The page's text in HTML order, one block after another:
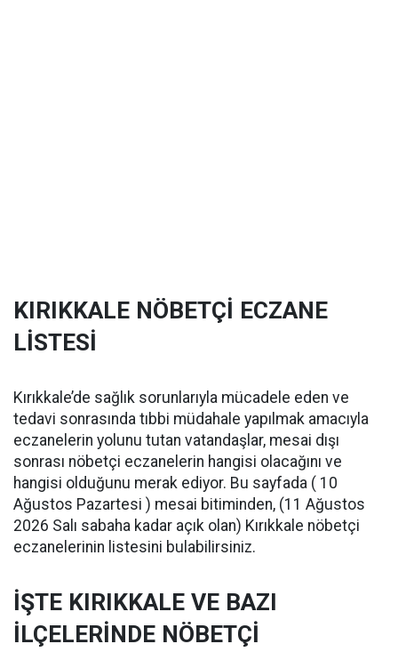
KIRIKKALE NÖBETÇİ ECZANE
LİSTESİ
Kırıkkale’de sağlık sorunlarıyla mücadele eden ve
tedavi sonrasında tıbbi müdahale yapılmak amacıyla
eczanelerin yolunu tutan vatandaşlar, mesai dışı
sonrası nöbetçi eczanelerin hangisi olacağını ve
hangisi olduğunu merak ediyor. Bu sayfada ( 10
Ağustos Pazartesi ) mesai bitiminden, (11 Ağustos
2026 Salı sabaha kadar açık olan) Kırıkkale nöbetçi
eczanelerinin listesini bulabilirsiniz.
İŞTE KIRIKKALE VE BAZI
İLÇELERİNDE NÖBETÇİ